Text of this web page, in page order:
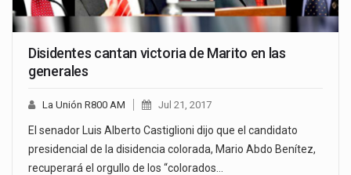
Disidentes cantan victoria de Marito en las
generales
La Unión R800 AM Jul 21, 2017
El senador Luis Alberto Castiglioni dijo que el candidato
presidencial de la disidencia colorada, Mario Abdo Benítez,
recuperará el orgullo de los “colorados…